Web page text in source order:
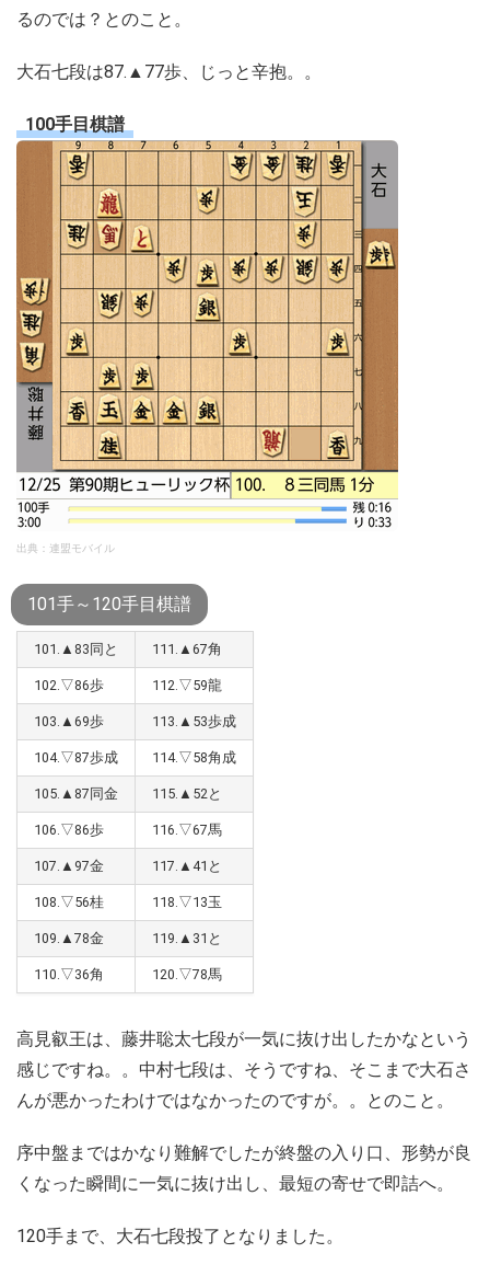
るのでは？とのこと。
大石七段は87.▲77歩、じっと辛抱。。
100手目棋譜
出典：連盟モバイル
101手～120手目棋譜
101.▲83同と 111.▲67角
102.▽86歩 112.▽59龍
103.▲69歩 113.▲53歩成
104.▽87歩成 114.▽58角成
105.▲87同金 115.▲52と
106.▽86歩 116.▽67馬
107.▲97金 117.▲41と
108.▽56桂 118.▽13玉
109.▲78金 119.▲31と
110.▽36角 120.▽78馬
高見叡王は、藤井聡太七段が一気に抜け出したかなという
感じですね。。中村七段は、そうですね、そこまで大石さ
んが悪かったわけではなかったのですが。。とのこと。
序中盤まではかなり難解でしたが終盤の入り口、形勢が良
くなった瞬間に一気に抜け出し、最短の寄せで即詰へ。
120手まで、大石七段投了となりました。